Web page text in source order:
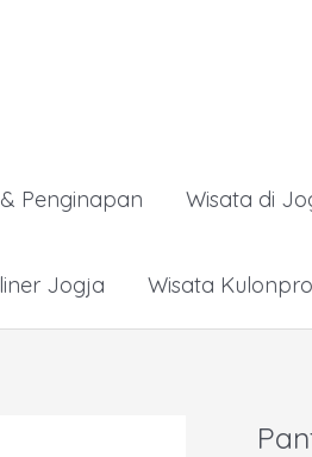
Penginapan Wisata di
Jogja Wisata